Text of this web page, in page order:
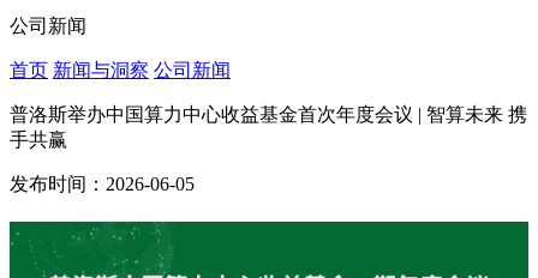
公司新闻
首页 新闻与洞察 公司新闻
普洛斯举办中国算力中心收益基金首次年度会议 | 智算未来 携
手共赢
发布时间：2026-06-05